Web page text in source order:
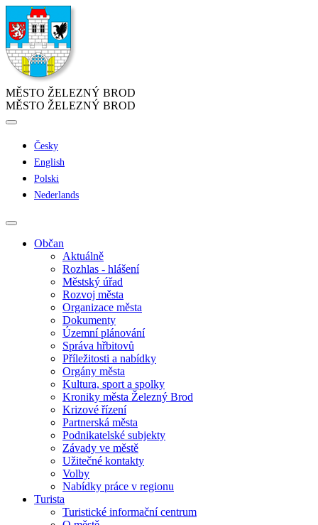
MĚSTO ŽELEZNÝ BROD
MĚSTO ŽELEZNÝ BROD
Česky
English
Polski
Nederlands
Občan
Aktuálně
Rozhlas - hlášení
Městský úřad
Rozvoj města
Organizace města
Dokumenty
Územní plánování
Správa hřbitovů
Příležitosti a nabídky
Orgány města
Kultura, sport a spolky
Kroniky města Železný Brod
Krizové řízení
Partnerská města
Podnikatelské subjekty
Závady ve městě
Užitečné kontakty
Volby
Nabídky práce v regionu
Turista
Turistické informační centrum